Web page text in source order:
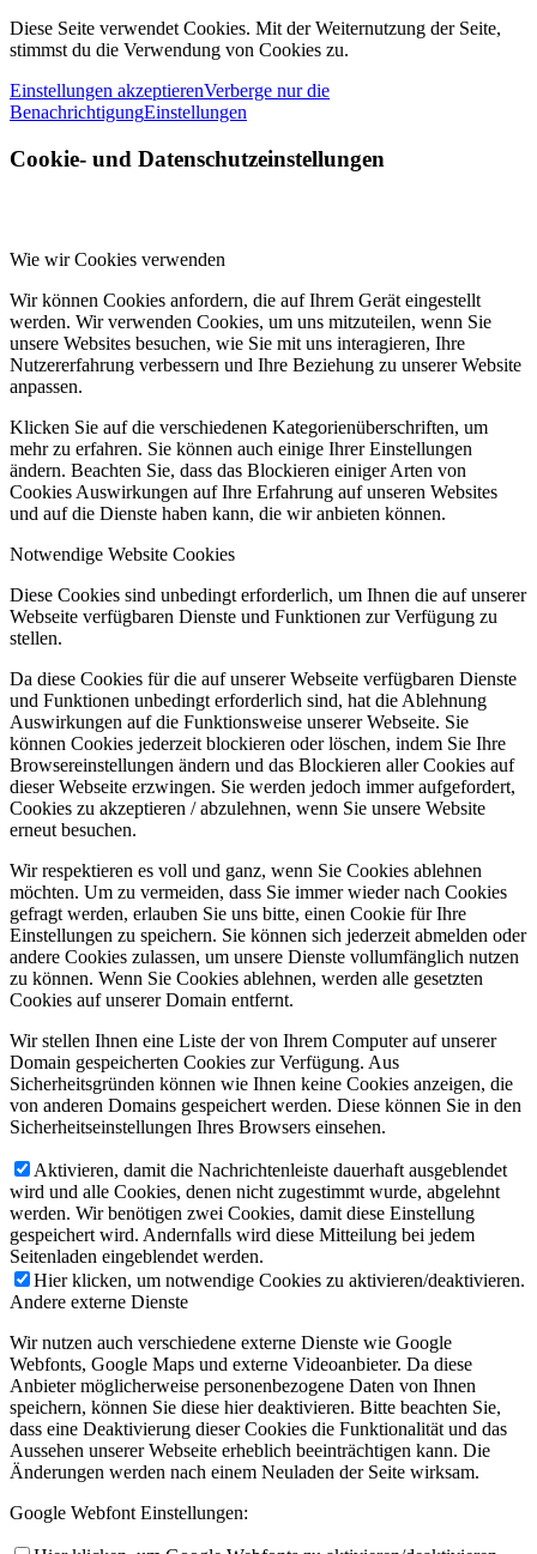
Diese Seite verwendet Cookies. Mit der Weiternutzung der Seite,
stimmst du die Verwendung von Cookies zu.
Einstellungen akzeptierenVerberge nur die
BenachrichtigungEinstellungen
Cookie- und Datenschutzeinstellungen
Wie wir Cookies verwenden
Wir können Cookies anfordern, die auf Ihrem Gerät eingestellt
werden. Wir verwenden Cookies, um uns mitzuteilen, wenn Sie
unsere Websites besuchen, wie Sie mit uns interagieren, Ihre
Nutzererfahrung verbessern und Ihre Beziehung zu unserer Website
anpassen.
Klicken Sie auf die verschiedenen Kategorienüberschriften, um
mehr zu erfahren. Sie können auch einige Ihrer Einstellungen
ändern. Beachten Sie, dass das Blockieren einiger Arten von
Cookies Auswirkungen auf Ihre Erfahrung auf unseren Websites
und auf die Dienste haben kann, die wir anbieten können.
Notwendige Website Cookies
Diese Cookies sind unbedingt erforderlich, um Ihnen die auf unserer
Webseite verfügbaren Dienste und Funktionen zur Verfügung zu
stellen.
Da diese Cookies für die auf unserer Webseite verfügbaren Dienste
und Funktionen unbedingt erforderlich sind, hat die Ablehnung
Auswirkungen auf die Funktionsweise unserer Webseite. Sie
können Cookies jederzeit blockieren oder löschen, indem Sie Ihre
Browsereinstellungen ändern und das Blockieren aller Cookies auf
dieser Webseite erzwingen. Sie werden jedoch immer aufgefordert,
Cookies zu akzeptieren / abzulehnen, wenn Sie unsere Website
erneut besuchen.
Wir respektieren es voll und ganz, wenn Sie Cookies ablehnen
möchten. Um zu vermeiden, dass Sie immer wieder nach Cookies
gefragt werden, erlauben Sie uns bitte, einen Cookie für Ihre
Einstellungen zu speichern. Sie können sich jederzeit abmelden oder
andere Cookies zulassen, um unsere Dienste vollumfänglich nutzen
zu können. Wenn Sie Cookies ablehnen, werden alle gesetzten
Cookies auf unserer Domain entfernt.
Wir stellen Ihnen eine Liste der von Ihrem Computer auf unserer
Domain gespeicherten Cookies zur Verfügung. Aus
Sicherheitsgründen können wie Ihnen keine Cookies anzeigen, die
von anderen Domains gespeichert werden. Diese können Sie in den
Sicherheitseinstellungen Ihres Browsers einsehen.
Aktivieren, damit die Nachrichtenleiste dauerhaft ausgeblendet
wird und alle Cookies, denen nicht zugestimmt wurde, abgelehnt
werden. Wir benötigen zwei Cookies, damit diese Einstellung
gespeichert wird. Andernfalls wird diese Mitteilung bei jedem
Seitenladen eingeblendet werden.
Hier klicken, um notwendige Cookies zu aktivieren/deaktivieren.
Andere externe Dienste
Wir nutzen auch verschiedene externe Dienste wie Google
Webfonts, Google Maps und externe Videoanbieter. Da diese
Anbieter möglicherweise personenbezogene Daten von Ihnen
speichern, können Sie diese hier deaktivieren. Bitte beachten Sie,
dass eine Deaktivierung dieser Cookies die Funktionalität und das
Aussehen unserer Webseite erheblich beeinträchtigen kann. Die
Änderungen werden nach einem Neuladen der Seite wirksam.
Google Webfont Einstellungen: